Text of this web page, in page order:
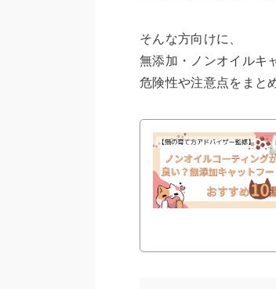
そんな方向けに、
無添加・ノンオイルキ
危険性や注意点をまと